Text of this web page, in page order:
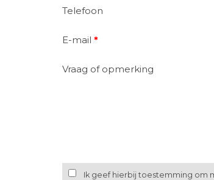
Telefoon
E-mail *
Vraag of opmerking
Ik geef hierbij toestemming om